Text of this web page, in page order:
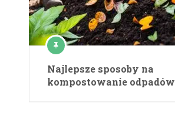
Najlepsze sposoby na
kompostowanie odpadów